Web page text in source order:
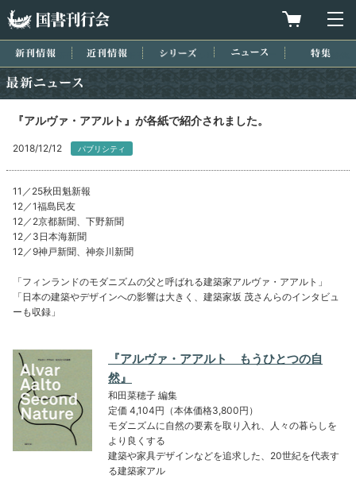
買物カゴを
新刊情報 近刊情報 シリーズ ニュース
『アルヴァ・アアルト』が各紙で紹介されました。
2018/12/12 パブリシティ
11／25秋田魁新報
12／1福島民友
12／2京都新聞、下野新聞
12／3日本海新聞
12／9神戸新聞、神奈川新聞
「フィンランドのモダニズムの父と呼ばれる建築家アルヴァ・アアルト」
「日本の建築やデザインへの影響は大きく、建築家坂 茂さんらのインタビュ
ーも収録」
『アルヴァ・アアルト もうひとつの自
然』
和田菜穂子 編集
定価 4,104円（本体価格3,800円）
モダニズムに自然の要素を取り入れ、人々の暮らしを
より良くする
建築や家具デザインなどを追求した、20世紀を代表す
る建築家アル